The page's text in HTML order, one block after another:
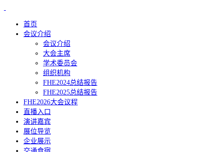
首页
会议介绍
会议介绍
大会主席
学术委员会
组织机构
FHE2024总结报告
FHE2025总结报告
FHE2026大会议程
直播入口
演讲嘉宾
展位导览
企业展示